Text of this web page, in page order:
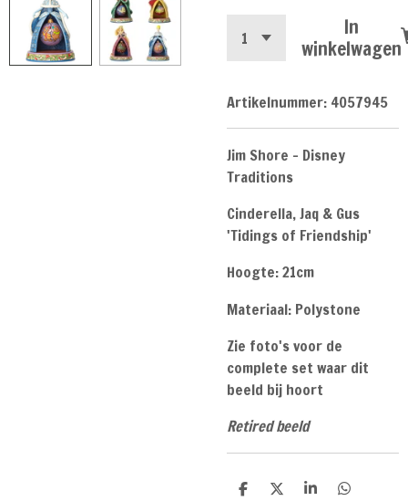
In
winkelwagen
Artikelnummer: 4057945
Jim Shore - Disney
Traditions
Cinderella, Jaq & Gus
'Tidings of Friendship'
Hoogte: 21cm
Materiaal: Polystone
Zie foto's voor de
complete set waar dit
beeld bij hoort
Retired beeld
D
D
S
D